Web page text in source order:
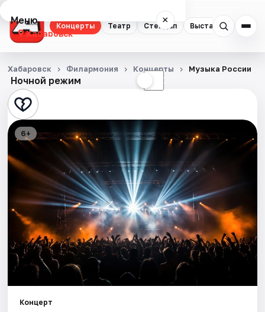
Концерты Театр Стендап Выставки
Меню ×
Хабаровск
Концерты
Театр
Стендап
Выставки
Экскурсии
Спорт
События
Города
Ночной режим ☾
Хабаровск Филармония Концерты Музыка России
6+
Концерт